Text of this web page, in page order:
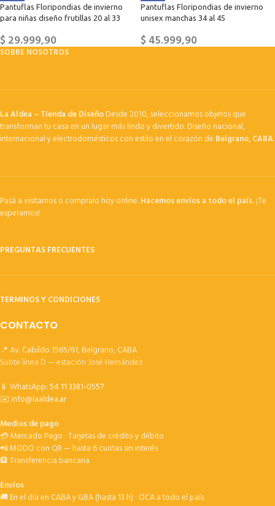
Pantuflas Floripondias de invierno
para niñas diseño frutillas 20 al 33
$29.999,90
Pantuflas Floripondias de invierno
unisex manchas 34 al 45
$45.999,90
SOBRE NOSOTROS
La Aldea – Tienda de DiseñoDesde 2010, seleccionamos objetos que
transforman tu casa en un lugar más lindo y divertido. Diseño nacional,
internacional y electrodomésticos con estilo en el corazón de Belgrano, CABA.
Pasá a visitarnos o compralo hoy online.Hacemos envíos a todo el país.¡Te
esperamos!
PREGUNTAS FRECUENTES
TERMINOS Y CONDICIONES
CONTACTO
📍 Av. Cabildo 1565/61, Belgrano, CABA
Subte línea D — estación José Hernández
📱 WhatsApp:54 11 3381-0557
✉️info@laaldea.ar
Medios de pago
💳 Mercado Pago · Tarjetas de crédito y débito
📲 MODO con QR — hasta 6 cuotas sin interés
🏦 Transferencia bancaria
Envíos
🚚 En el día en CABA y GBA (hasta 13 h) · OCA a todo el país